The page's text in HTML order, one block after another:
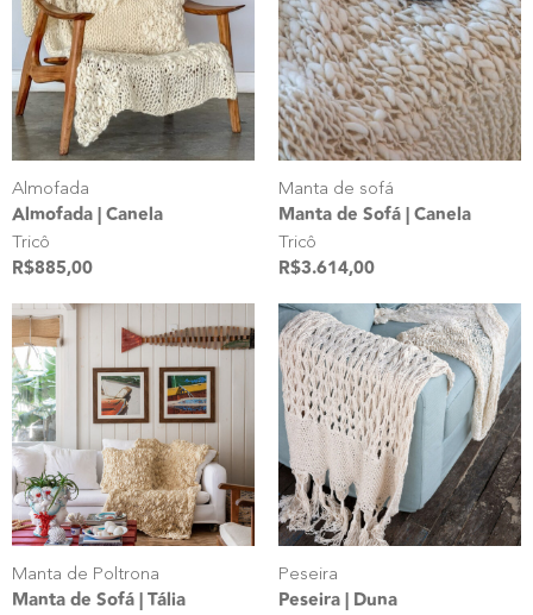
Almofada
Almofada | Canela
Tricô
R$885,00
Manta de sofá
Manta de Sofá | Canela
Tricô
R$3.614,00
Manta de Poltrona
Manta de Sofá | Tália
Peseira
Peseira | Duna